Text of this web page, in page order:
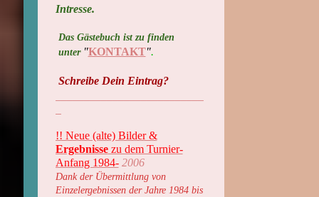
Intresse.
Das Gästebuch ist zu finden
unter "KONTAKT".
Schreibe Dein Eintrag?
!! Neue (alte) Bilder &
Ergebnissezu dem Turnier-
Anfang 1984-2006
Dank der Übermittlung von
Einzelergebnissen der Jahre 1984 bis